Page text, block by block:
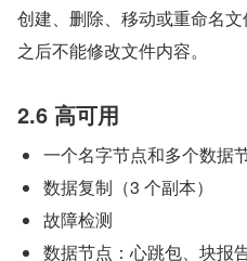
创建、删除、移动或重命名
之后不能修改文件内容。
2.6 高可用
一个名字节点和多个数据
数据复制（3 个副本）
故障检测
数据节点：心跳包、块报